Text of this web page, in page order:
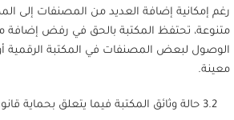
رغم إمكانية إضافة العديد من المصنفات إلى
متنوعة، تحتفظ المكتبة بالحق في رفض إضافة
الوصول لبعض المصنفات في المكتبة الرقمية
معينة.